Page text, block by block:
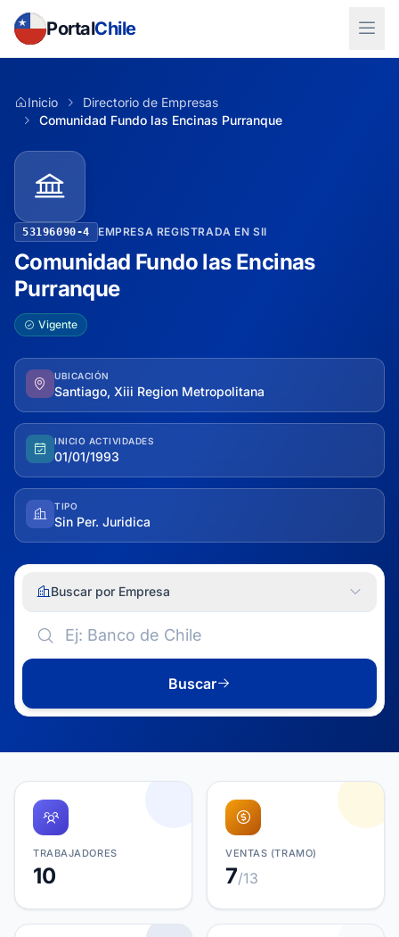
PortalChile
Inicio
Directorio de Empresas
Comunidad Fundo las Encinas Purranque
53196090-4 EMPRESA REGISTRADA EN SII
Comunidad Fundo las Encinas
Purranque
Vigente
UBICACIÓN
Santiago, Xiii Region Metropolitana
INICIO ACTIVIDADES
01/01/1993
TIPO
Sin Per. Juridica
Buscar por Empresa
Buscar
TRABAJADORES
10
VENTAS (TRAMO)
7/13